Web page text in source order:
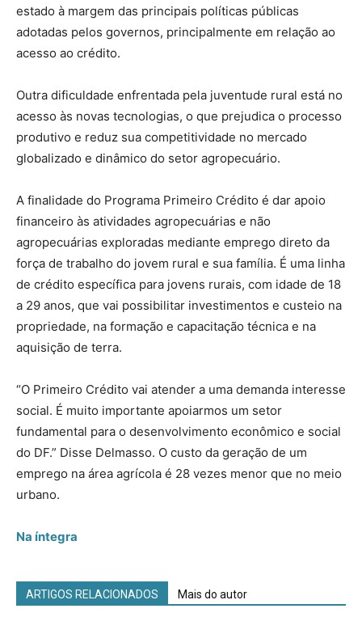
estado à margem das principais políticas públicas
adotadas pelos governos, principalmente em relação ao
acesso ao crédito.
Outra dificuldade enfrentada pela juventude rural está no
acesso às novas tecnologias, o que prejudica o processo
produtivo e reduz sua competitividade no mercado
globalizado e dinâmico do setor agropecuário.
A finalidade do Programa Primeiro Crédito é dar apoio
financeiro às atividades agropecuárias e não
agropecuárias exploradas mediante emprego direto da
força de trabalho do jovem rural e sua família. É uma linha
de crédito específica para jovens rurais, com idade de 18
a 29 anos, que vai possibilitar investimentos e custeio na
propriedade, na formação e capacitação técnica e na
aquisição de terra.
“O Primeiro Crédito vai atender a uma demanda interesse
social. É muito importante apoiarmos um setor
fundamental para o desenvolvimento econômico e social
do DF.” Disse Delmasso. O custo da geração de um
emprego na área agrícola é 28 vezes menor que no meio
urbano.
Na íntegra
ARTIGOS RELACIONADOS Mais do autor